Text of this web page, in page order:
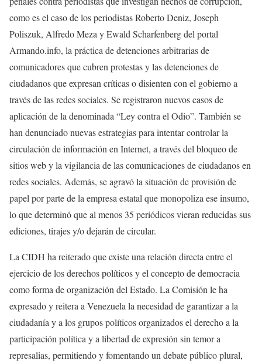
como es el caso de los periodistas Roberto Deniz, Joseph
Poliszuk, Alfredo Meza y Ewald Scharfenberg del portal
Armando.info, la práctica de detenciones arbitrarias de
comunicadores que cubren protestas y las detenciones de
ciudadanos que expresan críticas o disienten con el gobierno a
través de las redes sociales. Se registraron nuevos casos de
aplicación de la denominada “Ley contra el Odio”. También se
han denunciado nuevas estrategias para intentar controlar la
circulación de información en Internet, a través del bloqueo de
sitios web y la vigilancia de las comunicaciones de ciudadanos en
redes sociales. Además, se agravó la situación de provisión de
papel por parte de la empresa estatal que monopoliza ese insumo,
lo que determinó que al menos 35 periódicos vieran reducidas sus
ediciones, tirajes y/o dejarán de circular.
La CIDH ha reiterado que existe una relación directa entre el
ejercicio de los derechos políticos y el concepto de democracia
como forma de organización del Estado. La Comisión le ha
expresado y reitera a Venezuela la necesidad de garantizar a la
ciudadanía y a los grupos políticos organizados el derecho a la
participación política y a libertad de expresión sin temor a
represalias, permitiendo y fomentando un debate público plural,